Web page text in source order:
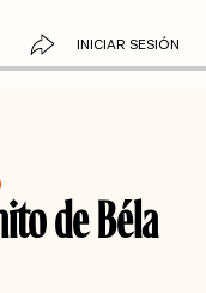
INICIAR SESIÓN
de Béla